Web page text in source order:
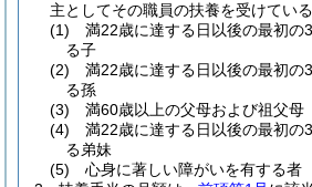
主としてその職員の扶養を受けている
(1)
満22歳に達する日以後の最初の
る子
(2)
満22歳に達する日以後の最初の
る孫
(3)
満60歳以上の父母および祖父母
(4)
満22歳に達する日以後の最初の
る弟妹
(5)
心身に著しい障がいを有する者